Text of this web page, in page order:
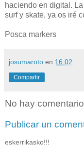
haciendo en digital.
surf y skate, ya os iré
Posca markers
josumaroto en 16:02
Compartir
No hay
Publicar un
eskerrikasko!!!